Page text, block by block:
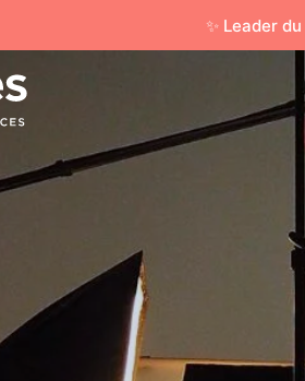
✨ Leader